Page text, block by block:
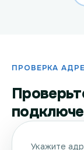
ПРОВЕРКА
Укажите